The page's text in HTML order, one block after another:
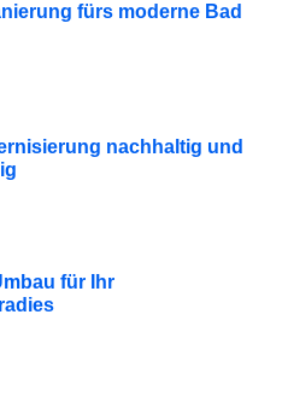
fürs moderne Bad
nachhaltig und
für Ihr